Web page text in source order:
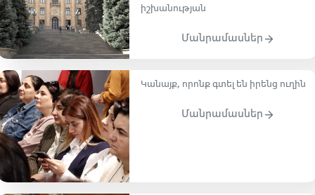
իշխանության
Մանրամասներ
Կանայք, որոնք գտել են իրենց ուղին
Մանրամասներ